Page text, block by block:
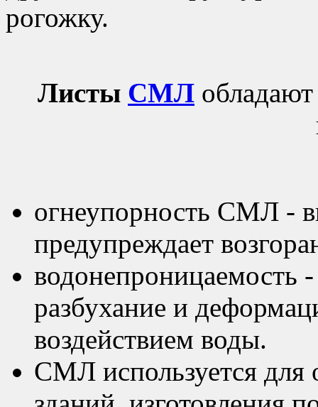
рогожку.
Листы СМЛ
огнеупорность СМЛ -
предупреждает
разбухание и
воздействием воды.
СМЛ используется для